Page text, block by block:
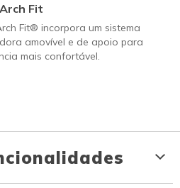
Arch Fit
Fit® incorpora um sistema
amovível e de apoio para
mais confortável.